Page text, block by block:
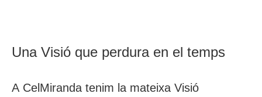
Una Visió que perdura en el temps
A CelMiranda tenim la mateixa Visió